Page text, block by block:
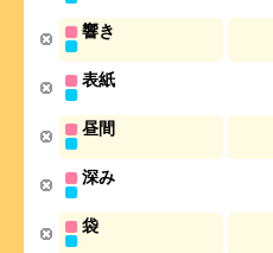
響き
表紙
昼間
深み
袋